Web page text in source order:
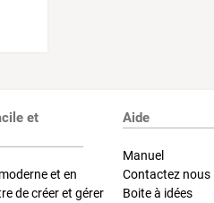
et
et en
de créer et gérer
Aide
Manuel
Contactez nous
Boite à idées